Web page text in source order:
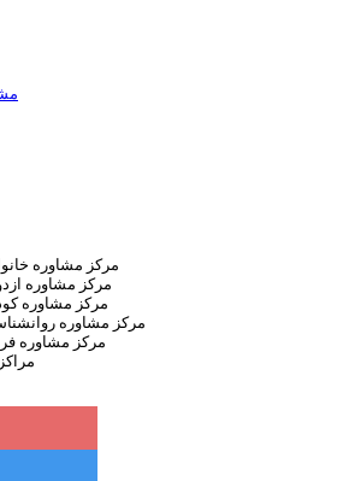
مرکز مشاوره
مرکز مشاوره
مرکز مشاوره
مرکز مشاوره
مرکز مشاوره